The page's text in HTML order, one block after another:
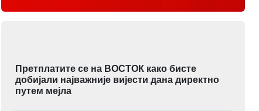
Претплатите се на ВОСТОК како бисте
добијали најважније вијести дана директно
путем мејла